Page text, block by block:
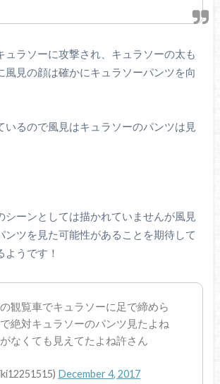
ュラソーに攻撃され、キュラソーの太も
風見の顔は確かにキュラソーパンツを向
いるので風見はキュラソーのパンツは見
シーンとしては描かれていませんが風見
ンツを見た可能性があることを期待して
ようです！
観覧車でキュラソーに足で締めら
絶対キュラソーのパンツ見たよね
なくても見えてたよね許さん
December 4, 2017